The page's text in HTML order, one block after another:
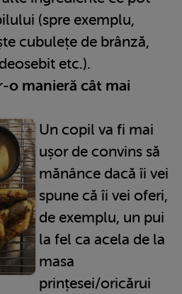
(spre exemplu,
cubulețe de brânză,
etc.).
o manieră cât mai
Un copil va fi mai
ușor de convins să
mănânce dacă îi vei
spune că îi vei oferi,
de exemplu, un pui
la fel ca acela de la
masa
prințesei/oricărui